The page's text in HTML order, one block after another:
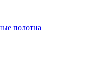
полотна